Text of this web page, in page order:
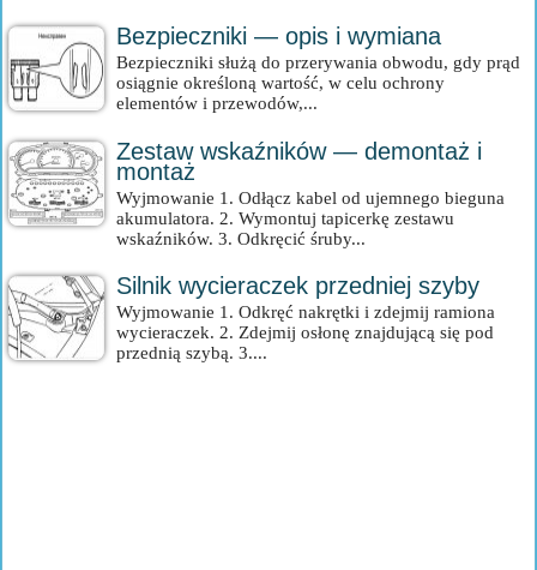
Bezpieczniki — opis i wymiana
Bezpieczniki służą do przerywania obwodu, gdy prąd
osiągnie określoną wartość, w celu ochrony
elementów i przewodów,...
Zestaw wskaźników — demontaż i
montaż
Wyjmowanie 1. Odłącz kabel od ujemnego bieguna
akumulatora. 2. Wymontuj tapicerkę zestawu
wskaźników. 3. Odkręcić śruby...
Silnik wycieraczek przedniej szyby
Wyjmowanie 1. Odkręć nakrętki i zdejmij ramiona
wycieraczek. 2. Zdejmij osłonę znajdującą się pod
przednią szybą. 3....